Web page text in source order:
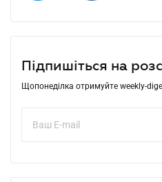
Підпишіться на
Щопонеділка отримуйте weekly-